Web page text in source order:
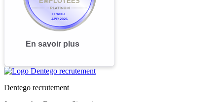
Dentego recrutement